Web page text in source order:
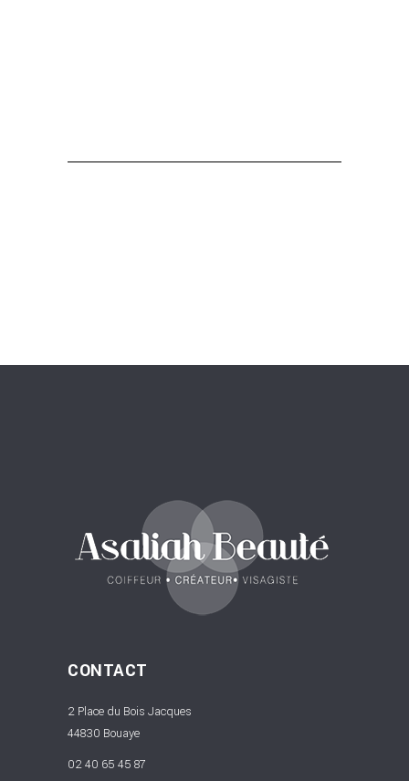
CONTACT
2 Place du Bois Jacques
44830 Bouaye
02 40 65 45 87